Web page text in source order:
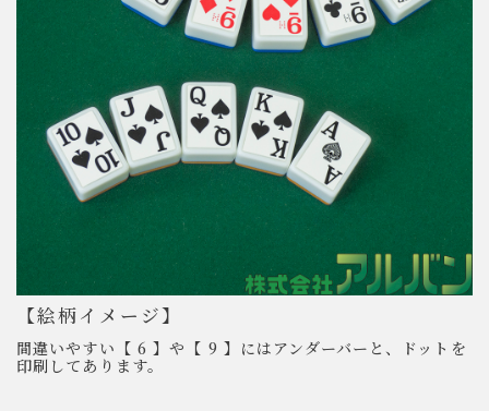
【絵柄イメージ】
間違いやすい【 6 】や【 9 】にはアンダーバーと、ドットを
印刷してあります。